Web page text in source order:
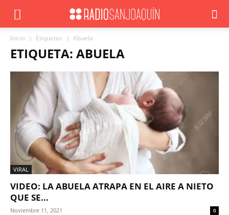
Inicio Etiquetas Abuela
ETIQUETA: ABUELA
VIRAL
VIDEO: LA ABUELA ATRAPA EN EL AIRE A NIETO
QUE SE...
Noviembre 11, 2021 0